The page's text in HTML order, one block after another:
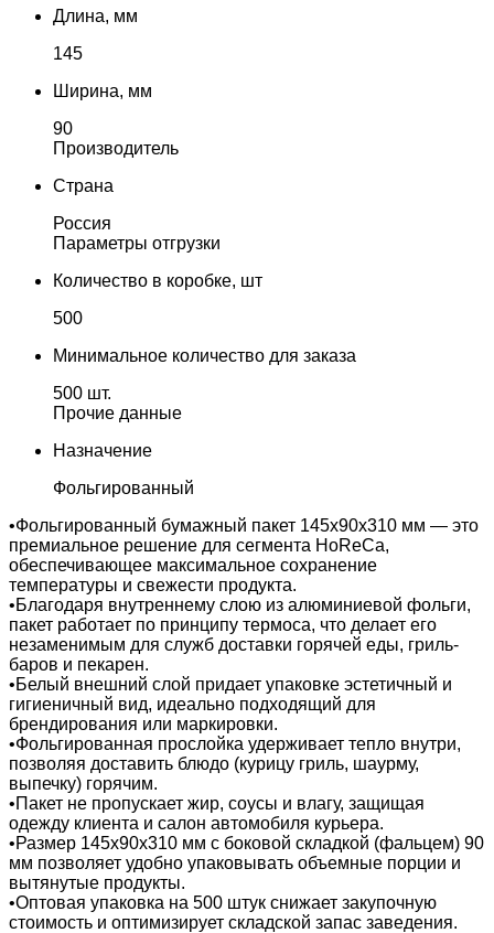
Длина, мм
145
Ширина, мм
90
Производитель
Страна
Россия
Параметры отгрузки
Количество в коробке, шт
500
Минимальное количество для заказа
500 шт.
Прочие данные
Назначение
Фольгированный
•Фольгированный бумажный пакет 145х90х310 мм — это
премиальное решение для сегмента HoReCa,
обеспечивающее максимальное сохранение
температуры и свежести продукта.
•Благодаря внутреннему слою из алюминиевой фольги,
пакет работает по принципу термоса, что делает его
незаменимым для служб доставки горячей еды, гриль-
баров и пекарен.
•Белый внешний слой придает упаковке эстетичный и
гигиеничный вид, идеально подходящий для
брендирования или маркировки.
•Фольгированная прослойка удерживает тепло внутри,
позволяя доставить блюдо (курицу гриль, шаурму,
выпечку) горячим.
•Пакет не пропускает жир, соусы и влагу, защищая
одежду клиента и салон автомобиля курьера.
•Размер 145х90х310 мм с боковой складкой (фальцем) 90
мм позволяет удобно упаковывать объемные порции и
вытянутые продукты.
•Оптовая упаковка на 500 штук снижает закупочную
стоимость и оптимизирует складской запас заведения.